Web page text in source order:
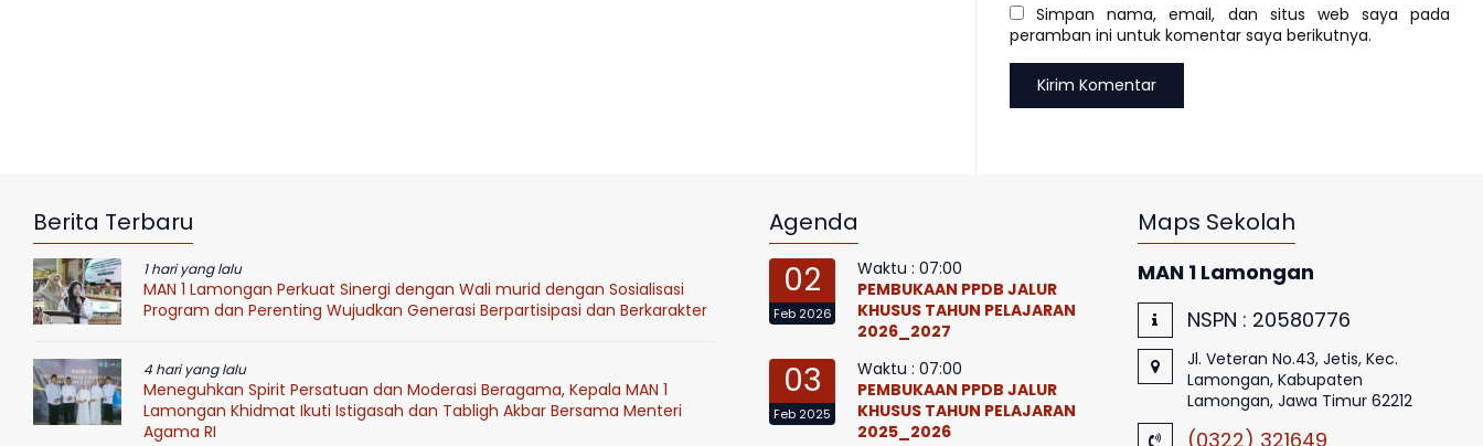
Simpan nama, email, dan situs web saya pada
peramban ini untuk komentar saya berikutnya.
Berita Terbaru
1 hari yang lalu
MAN 1 Lamongan Perkuat Sinergi dengan Wali murid dengan Sosialisasi
Program dan Perenting Wujudkan Generasi Berpartisipasi dan Berkarakter
4 hari yang lalu
Meneguhkan Spirit Persatuan dan Moderasi Beragama, Kepala MAN 1
Lamongan Khidmat Ikuti Istigasah dan Tabligh Akbar Bersama Menteri
Agama RI
Agenda
02
Feb 2026
Waktu : 07:00
PEMBUKAAN PPDB JALUR
KHUSUS TAHUN PELAJARAN
2026_2027
03
Feb 2025
Waktu : 07:00
PEMBUKAAN PPDB JALUR
KHUSUS TAHUN PELAJARAN
2025_2026
Maps Sekolah
MAN 1 Lamongan
NSPN : 20580776
Jl. Veteran No.43, Jetis, Kec.
Lamongan, Kabupaten
Lamongan, Jawa Timur 62212
(0322) 321649